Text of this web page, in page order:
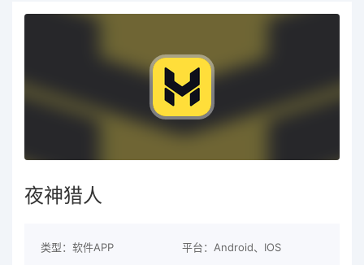
夜神猎人
类型：软件APP 平台：Android、IOS